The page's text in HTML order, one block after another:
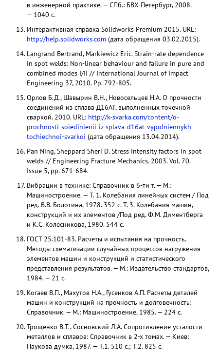
в инженерной практике. — СПб.: БВХ-Петербург, 2008.
— 1040 с.
Интерактивная справка Solidworks Premium 2015. URL:
http://help.solidworks.com (дата обращения 03.02.2015).
Langrand Bertrand, Markiewicz Eric. Strain-rate dependence
in spot welds: Non-linear behaviour and failure in pure and
combined modes I/II // International Journal of Impact
Engineering 37, 2010. Pр. 792-805.
Орлов Б.Д., Шавырин В.Н., Новосельцев Н.А. О прочности
соединений из сплава Д16АТ, выполненных точечной
сваркой. 2010. URL: http://k-svarka.com/content/o-
prochnosti-soiedinienii-iz-splava-d16at-vypolniennykh-
tochiechnoi-svarkoi (дата обращения 13.04.2014).
Pan Ning, Sheppard Sheri D. Stress intensity factors in spot
welds // Engineering Fracture Mechanics. 2003. Vol. 70.
Issue 5, pp. 671-684.
Вибрации в технике: Справочник в 6-ти т. — М.:
Машиностроение. — Т. 1. Колебания линейных систем / Под
ред. В.В. Болотина, 1978. 352 с. Т. 3. Колебания машин,
конструкций и их элементов /Под ред. Ф.М. Диментберга
и К.С. Колесникова, 1980. 544 с.
ГОСТ 25.101-83. Расчеты и испытания на прочность.
Методы схематизации случайных процессов нагружения
элементов машин и конструкций и статистического
представления результатов. — М.: Издательство стандартов,
1984. — 21 с.
Когаев В.П., Махутов Н.А., Гусенков А.П. Расчеты деталей
машин и конструкций на прочность и долговечность:
Справочник. — М.: Машиностроение, 1985. — 224 с.
Трощенко В.Т., Сосновский Л.А. Сопротивление усталости
металлов и сплавов: Справочник в 2-х томах. — Киев:
Наукова думка, 1987. — Т.1. 510 с.; Т.2. 825 с.